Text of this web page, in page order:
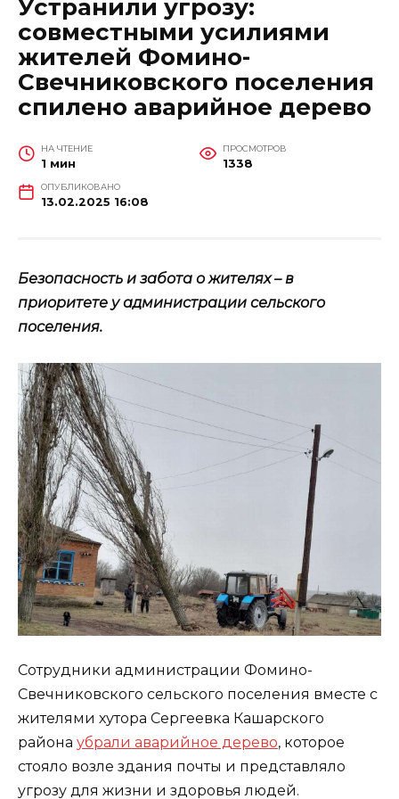
Устранили угрозу:
совместными усилиями
жителей Фомино-
Свечниковского поселения
спилено аварийное дерево
НА ЧТЕНИЕ
1 мин
ПРОСМОТРОВ
1338
ОПУБЛИКОВАНО
13.02.2025 16:08
Безопасность и забота о жителях – в
приоритете у администрации сельского
поселения.
Сотрудники администрации Фомино-
Свечниковского сельского поселения вместе с
жителями хутора Сергеевка Кашарского
района убрали аварийное дерево, которое
стояло возле здания почты и представляло
угрозу для жизни и здоровья людей.